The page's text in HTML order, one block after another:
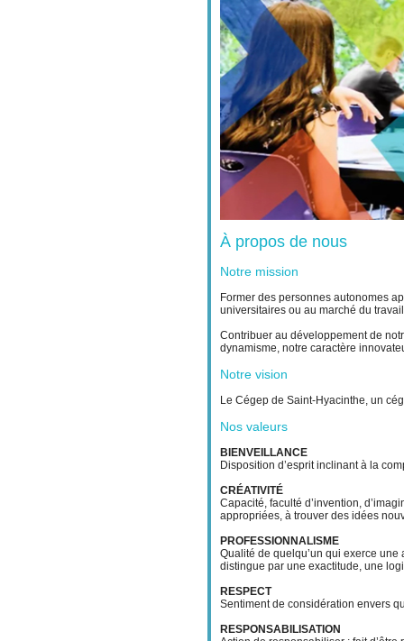
À propos de nous
Notre mission
Former des personnes autonomes
universitaires ou au marché du
Contribuer au développement de
dynamisme, notre caractère
Notre vision
Le Cégep de Saint-Hyacinthe, un
Nos valeurs
BIENVEILLANCE
Disposition d’esprit inclinant à la
CRÉATIVITÉ
Capacité, faculté d’invention,
appropriées, à trouver des idées
PROFESSIONNALISME
Qualité de quelqu’un qui exerce
distingue par une exactitude, une
RESPECT
Sentiment de considération envers
RESPONSABILISATION